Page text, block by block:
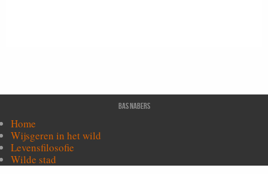
Bas Nabers
Home
Wijsgeren in het wild
Levensfilosofie
Wilde stad